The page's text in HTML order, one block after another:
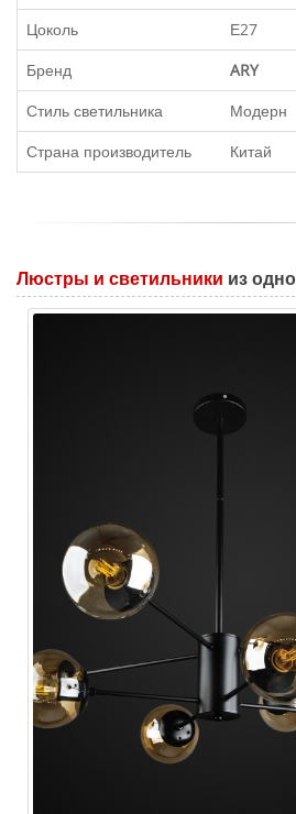
Цоколь
Е27
Бренд
ARY
Стиль светильника
Модерн
Страна производитель
Китай
Люстры и светильники из